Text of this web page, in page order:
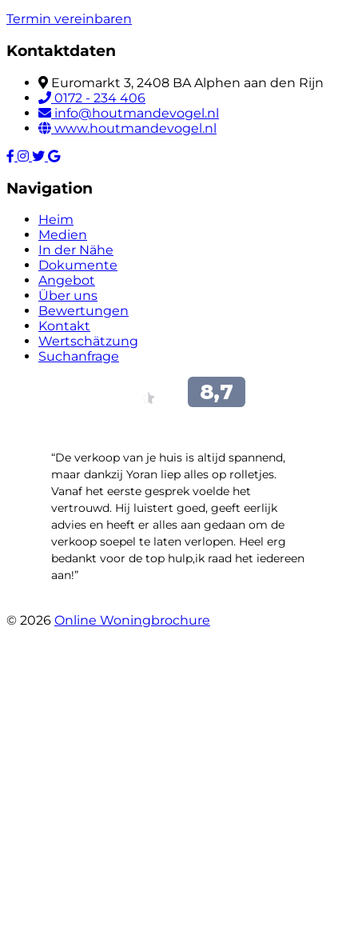
Termin vereinbaren
Kontaktdaten
Euromarkt 3, 2408 BA Alphen aan den Rijn
0172 - 234 406
info@houtmandevogel.nl
www.houtmandevogel.nl
Navigation
Heim
Medien
In der Nähe
Dokumente
Angebot
Über uns
Bewertungen
Kontakt
Wertschätzung
Suchanfrage
“​De verkoop van je huis is altijd spannend,
maar dankzij Yoran liep alles op rolletjes.
Vanaf het eerste gesprek voelde het
vertrouwd. Hij luistert goed, geeft eerlijk
advies en heeft er alles aan gedaan om de
verkoop soepel te laten verlopen. Heel erg
bedankt voor de top hulp,ik raad het iedereen
aan!”
© 2026 Online Woningbrochure